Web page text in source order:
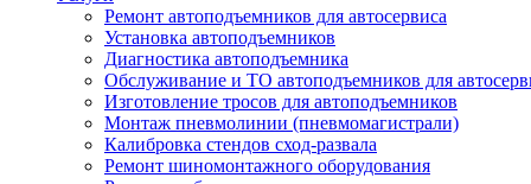
Ремонт автоподъемников для автосервиса
Установка автоподъемников
Диагностика автоподъемника
Обслуживание и ТО автоподъемников для
Изготовление тросов для автоподъемников
Монтаж пневмолинии (пневмомагистрали)
Калибровка стендов сход-развала
Ремонт шиномонтажного оборудования